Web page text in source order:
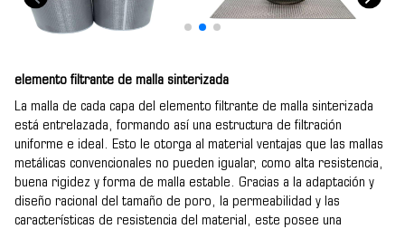
elemento filtrante de malla sinterizada
La malla de cada capa del elemento filtrante de malla sinterizada
está entrelazada, formando así una estructura de filtración
uniforme e ideal. Esto le otorga al material ventajas que las mallas
metálicas convencionales no pueden igualar, como alta resistencia,
buena rigidez y forma de malla estable. Gracias a la adaptación y
diseño racional del tamaño de poro, la permeabilidad y las
características de resistencia del material, este posee una